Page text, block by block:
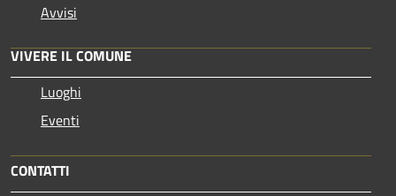
Avvisi
VIVERE IL COMUNE
Luoghi
Eventi
CONTATTI